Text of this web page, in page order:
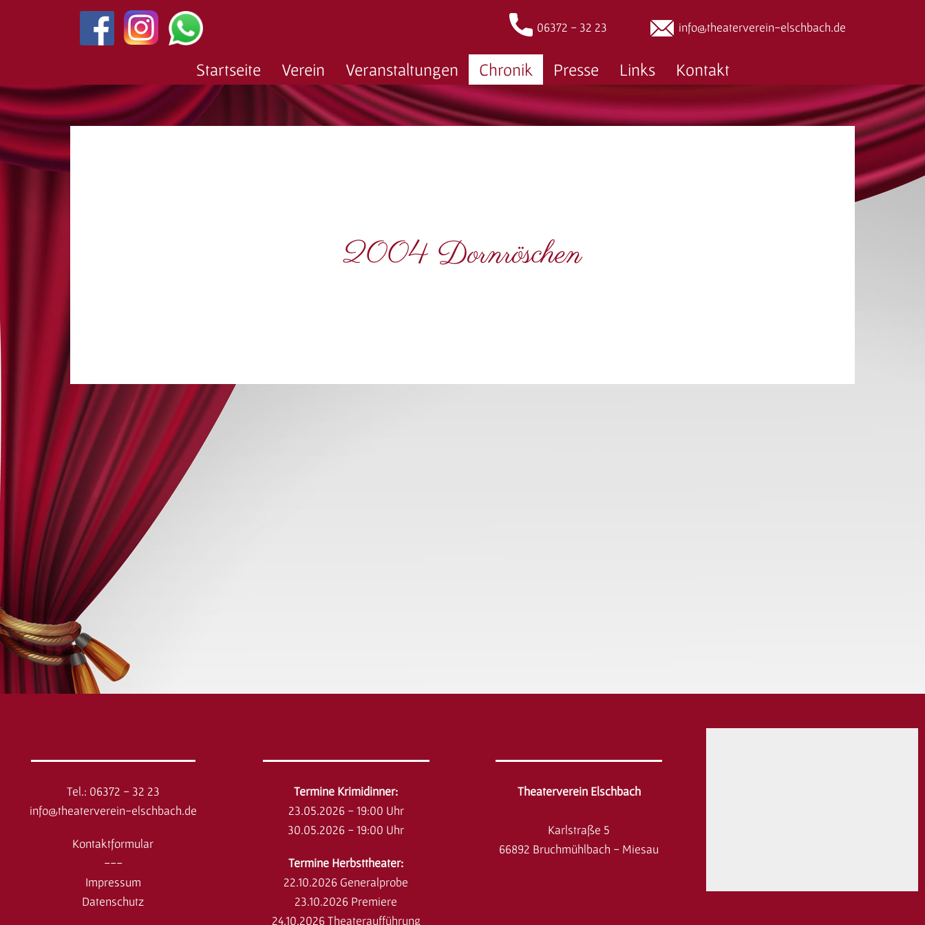
06372 - 32 23 info@theaterverein-elschbach.de
Startseite Verein Veranstaltungen Chronik Presse Links Kontakt
2004 Dornröschen
Tel.: 06372 - 32 23
info@theaterverein-elschbach.de
Kontaktformular
---
Impressum
Datenschutz
​Termine Krimidinner:
23.05.2026 - 19:00 Uhr
30.05.2026 - 19:00 Uhr
Termine Herbsttheater:
22.10.2026 Generalprobe
23.10.2026 Premiere
24.10.2026 Theateraufführung
Theaterverein Elschbach
Karlstraße 5
66892 Bruchmühlbach - Miesau